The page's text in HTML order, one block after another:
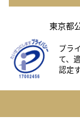
東京都
プラ
て、
認定